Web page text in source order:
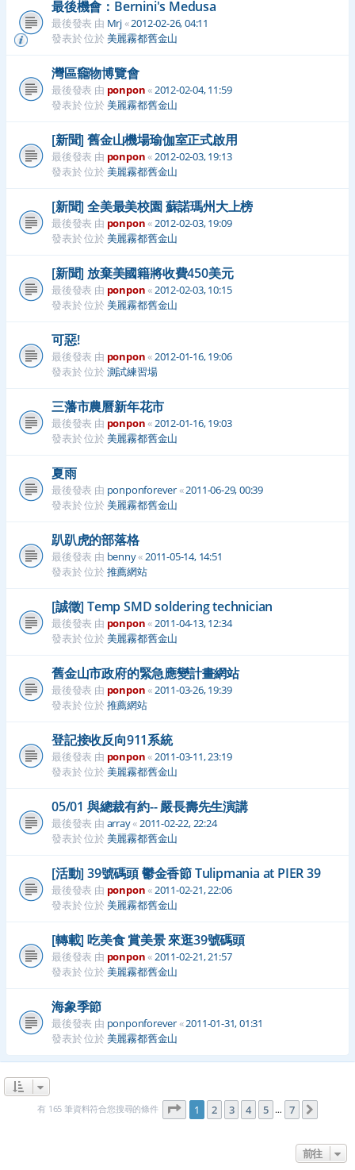
最後機會：Bernini's Medusa
最後發表 由 Mrj«2012-02-26, 04:11
發表於 位於 美麗霧都舊金山
灣區竉物博覽會
最後發表 由 ponpon« 2012-02-04, 11:59
發表於 位於 美麗霧都舊金山
[新聞] 舊金山機場瑜伽室正式啟用
最後發表 由 ponpon« 2012-02-03, 19:13
發表於 位於 美麗霧都舊金山
[新聞] 全美最美校園 蘇諾瑪州大上榜
最後發表 由 ponpon« 2012-02-03, 19:09
發表於 位於 美麗霧都舊金山
[新聞] 放棄美國籍將收費450美元
最後發表 由 ponpon« 2012-02-03, 10:15
發表於 位於 美麗霧都舊金山
可惡!
最後發表 由 ponpon« 2012-01-16, 19:06
發表於 位於 測試練習場
三藩市農曆新年花市
最後發表 由 ponpon« 2012-01-16, 19:03
發表於 位於 美麗霧都舊金山
夏雨
最後發表 由 ponponforever«2011-06-29, 00:39
發表於 位於 美麗霧都舊金山
趴趴虎的部落格
最後發表 由 benny« 2011-05-14, 14:51
發表於 位於 推薦網站
[誠徵] Temp SMD soldering technician
最後發表 由 ponpon« 2011-04-13, 12:34
發表於 位於 美麗霧都舊金山
舊金山市政府的緊急應變計畫網站
最後發表 由 ponpon« 2011-03-26, 19:39
發表於 位於 推薦網站
登記接收反向911系統
最後發表 由 ponpon« 2011-03-11, 23:19
發表於 位於 美麗霧都舊金山
05/01 與總裁有約-- 嚴長壽先生演講
最後發表 由 array« 2011-02-22, 22:24
發表於 位於 美麗霧都舊金山
[活動] 39號碼頭 鬱金香節 Tulipmania at PIER 39
最後發表 由 ponpon« 2011-02-21, 22:06
發表於 位於 美麗霧都舊金山
[轉載] 吃美食 賞美景 來逛39號碼頭
最後發表 由 ponpon« 2011-02-21, 21:57
發表於 位於 美麗霧都舊金山
海象季節
最後發表 由 ponponforever«2011-01-31, 01:31
發表於 位於 美麗霧都舊金山
有 165 筆資料符合您搜尋的條件 1 頁 (共 7 頁)
1 2 3 4 5 … 7
前往